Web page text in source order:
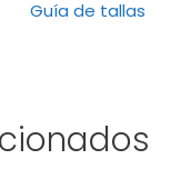
Guía de tallas